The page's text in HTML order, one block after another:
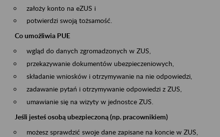
założy konto na eZUS i
potwierdzi swoją tożsamość.
Co umożliwia PUE
wgląd do danych zgromadzonych w ZUS,
przekazywanie dokumentów ubezpieczeniowych,
składanie wniosków i otrzymywanie na nie odpowiedzi,
zadawanie pytań i otrzymywanie odpowiedzi z ZUS,
umawianie się na wizyty w jednostce ZUS.
Jeśli jesteś osobą ubezpieczoną (np. pracownikiem)
możesz sprawdzić swoje dane zapisane na koncie w ZUS,